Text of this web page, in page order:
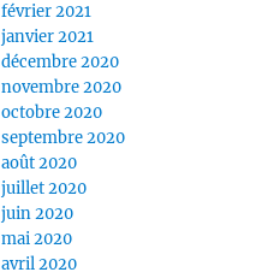
février 2021
janvier 2021
décembre 2020
novembre 2020
octobre 2020
septembre 2020
août 2020
juillet 2020
juin 2020
mai 2020
avril 2020